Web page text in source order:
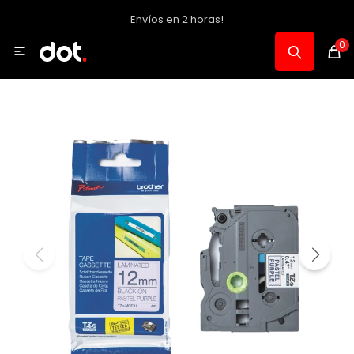
Envíos en 2 horas!
0

Celulares, Relojes y Tablets
Audio, Foto y Video